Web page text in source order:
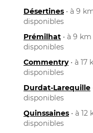
Désertines • à 9
disponibles
Prémilhat • à 9
disponibles
Commentry• à 17
disponibles
Durdat-Larequille
disponibles
Quinssaines • à
disponibles